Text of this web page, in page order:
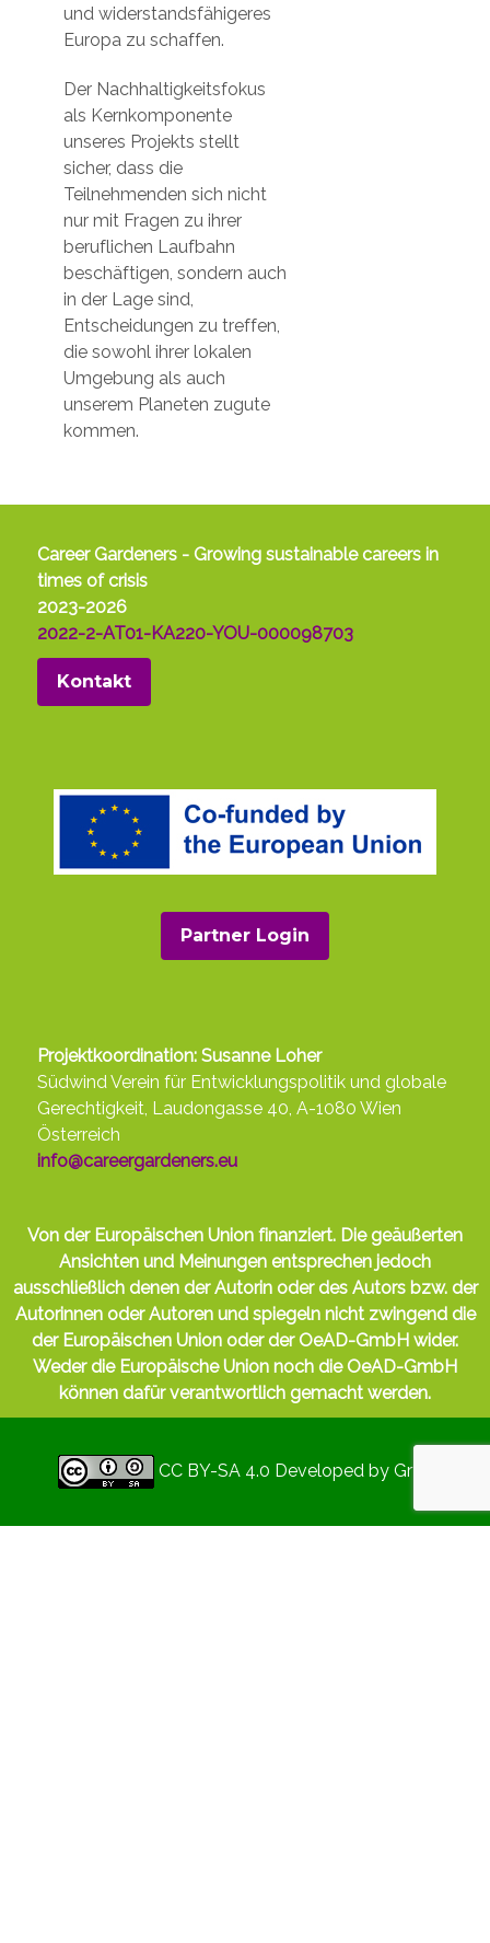
und widerstandsfähigeres
Europa zu schaffen.
Der Nachhaltigkeitsfokus
als Kernkomponente
unseres Projekts stellt
sicher, dass die
Teilnehmenden sich nicht
nur mit Fragen zu ihrer
beruflichen Laufbahn
beschäftigen, sondern auch
in der Lage sind,
Entscheidungen zu treffen,
die sowohl ihrer lokalen
Umgebung als auch
unserem Planeten zugute
kommen.
Career Gardeners - Growing sustainable careers in
times of crisis
2023-2026
2022-2-AT01-KA220-YOU-000098703
Kontakt
Partner Login
Projektkoordination: Susanne Loher
Südwind Verein für Entwicklungspolitik und globale
Gerechtigkeit, Laudongasse 40, A-1080 Wien
Österreich
info@careergardeners.eu
Von der Europäischen Union finanziert. Die geäußerten
Ansichten und Meinungen entsprechen jedoch
ausschließlich denen der Autorin oder des Autors bzw. der
Autorinnen oder Autoren und spiegeln nicht zwingend die
der Europäischen Union oder der OeAD-GmbH wider.
Weder die Europäische Union noch die OeAD-GmbH
können dafür verantwortlich gemacht werden.
CC BY-SA 4.0 Developed by Gryd